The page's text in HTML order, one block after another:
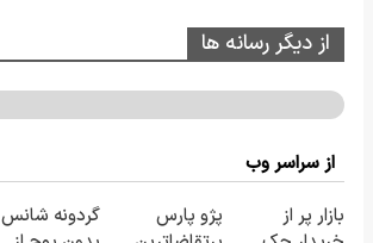
از دیگر رسانه ها
از سراسر وب
بازار پر از
پژو پارس
گردونه شانس